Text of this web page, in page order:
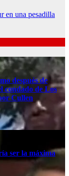
en una pesadilla
después de
condado de Los
Cullen
ser la máxima